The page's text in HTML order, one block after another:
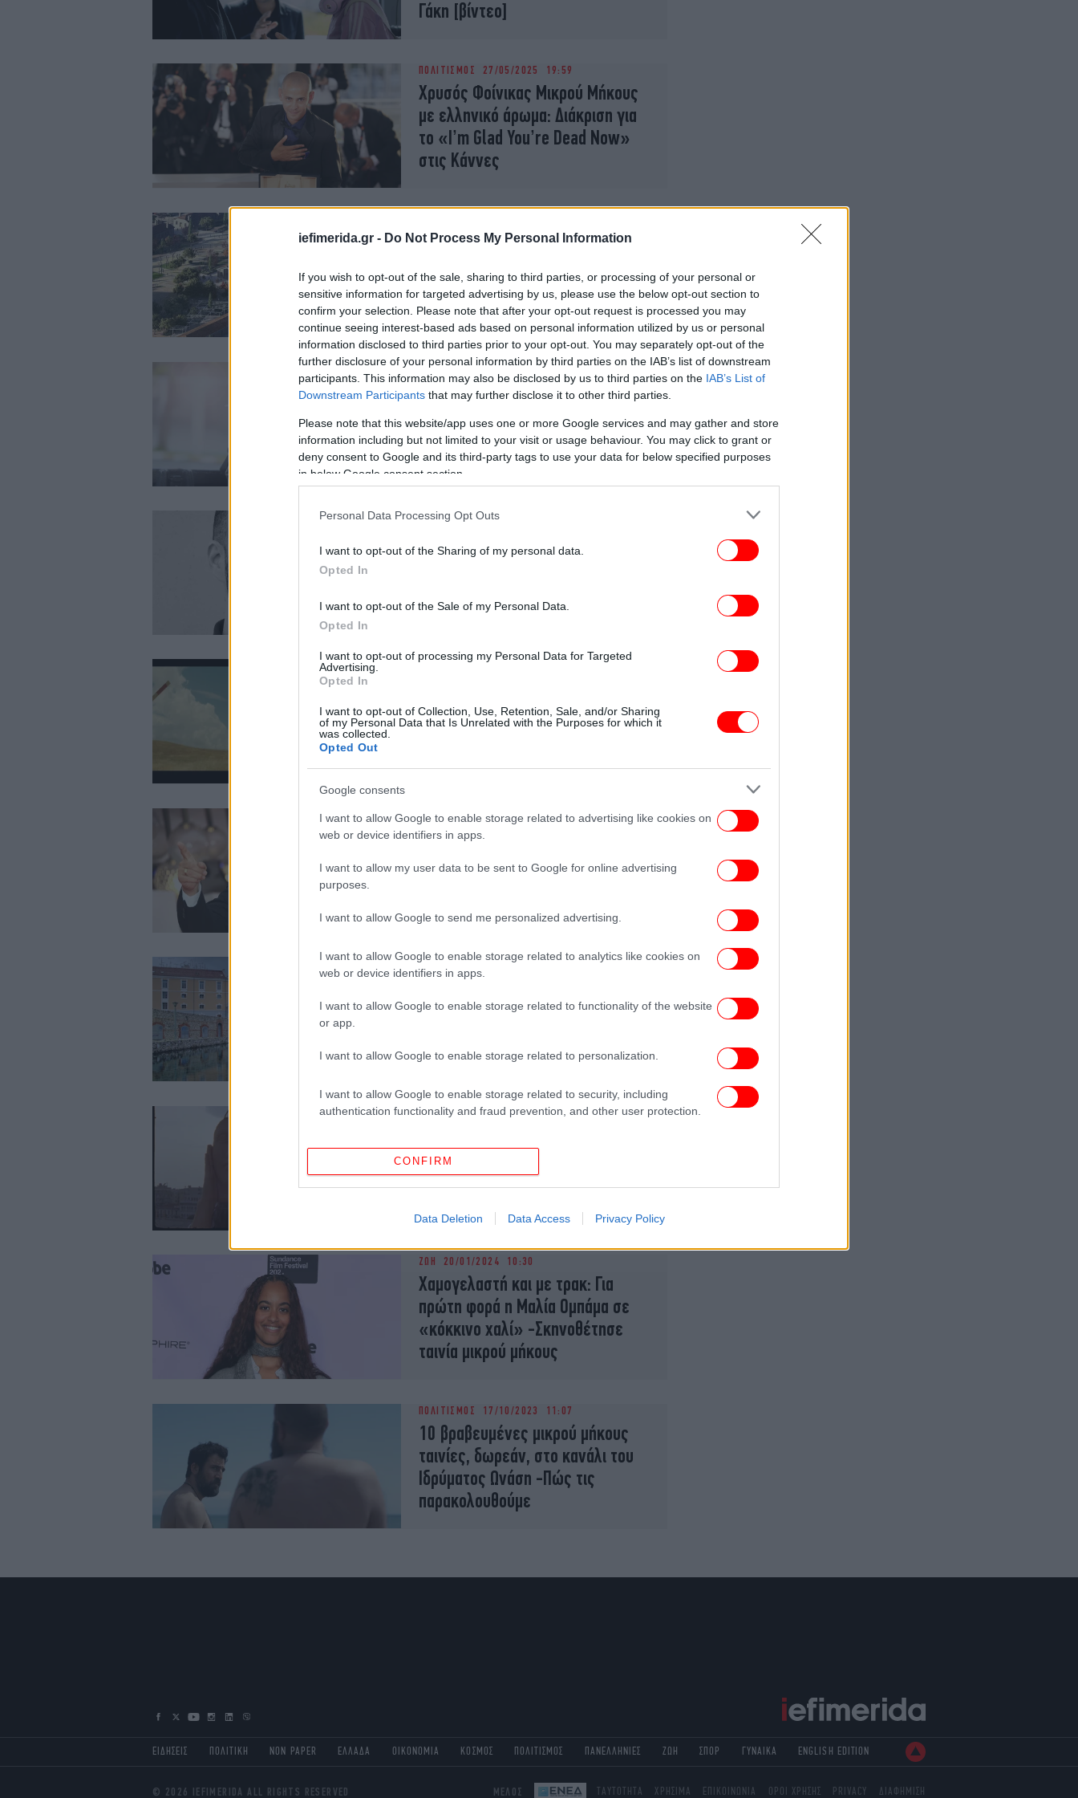
iefimerida.gr - Do Not Process My Personal Information
If you wish to opt-out of the sale, sharing to third parties, or processing of your personal or
sensitive information for targeted advertising by us, please use the below opt-out section to
confirm your selection. Please note that after your opt-out request is processed you may
continue seeing interest-based ads based on personal information utilized by us or personal
information disclosed to third parties prior to your opt-out. You may separately opt-out of the
further disclosure of your personal information by third parties on the IAB’s list of downstream
participants. This information may also be disclosed by us to third parties on the IAB’s List of
Downstream Participants that may further disclose it to other third parties.
Please note that this website/app uses one or more Google services and may gather and store
information including but not limited to your visit or usage behaviour. You may click to grant or
deny consent to Google and its third-party tags to use your data for below specified purposes
in below Google consent section.
Personal Data Processing Opt Outs
I want to opt-out of the Sharing of my personal data.
Opted In
I want to opt-out of the Sale of my Personal Data.
Opted In
I want to opt-out of processing my Personal Data for Targeted
Advertising.
Opted In
I want to opt-out of Collection, Use, Retention, Sale, and/or Sharing
of my Personal Data that Is Unrelated with the Purposes for which it
was collected.
Opted Out
Google consents
I want to allow Google to enable storage related to advertising like cookies on
web or device identifiers in apps.
I want to allow my user data to be sent to Google for online advertising
purposes.
I want to allow Google to send me personalized advertising.
I want to allow Google to enable storage related to analytics like cookies on
web or device identifiers in apps.
I want to allow Google to enable storage related to functionality of the website
or app.
I want to allow Google to enable storage related to personalization.
I want to allow Google to enable storage related to security, including
authentication functionality and fraud prevention, and other user protection.
CONFIRM
Data Deletion Data Access Privacy Policy
Γάκη [βίντεο]
ΠΟΛΙΤΙΣΜΟΣ 27/05/2025 19:59
Χρυσός Φοίνικας Μικρού Μήκους
με ελληνικό άρωμα: Διάκριση για
το «I’m Glad You’re Dead Now»
στις Κάννες
Δράμα: Το στρατόπεδο Ανδρικάκη
Βιομηχανίας -Σύμβαση δωρεάς
μεταξύ Raycap-ΥΠΠΟ
ΠΟΛΙΤΙΣΜΟΣ 31/03/2025 14:49
εγκρίσεις χρηματοδότησης
ταινιών [λίστα]
Νέος καλλιτεχνικός διευθυντής
Αγγελόπουλος
ΠΟΛΙΤΙΣΜΟΣ 14/10/2024 08:00
Πρεμιέρα για 22 βραβευμένες
μικρού μήκους ταινίες, με ένα
Ο Εμίρ Κουστουρίτσα στην Αθήνα,
ΠΟΛΙΤΙΣΜΟΣ 02/09/2024 11:39
Αρχίζει το 47ο Φεστιβάλ Μικρού
Μήκους Δράμας: 211 ταινίες
βλέπουμε
ΠΟΛΙΤΙΣΜΟΣ
Μία ελληνική μικρού μήκους ταινία
ΖΩΗ 20/01/2024 10:30
Χαμογελαστή και με τρακ: Για
πρώτη φορά η Μαλία Ομπάμα σε
«κόκκινο χαλί» -Σκηνοθέτησε
ταινία μικρού μήκους
ΠΟΛΙΤΙΣΜΟΣ 17/10/2023 11:07
10 βραβευμένες μικρού μήκους
ταινίες, δωρεάν, στο κανάλι του
Ιδρύματος Ωνάση -Πώς τις
παρακολουθούμε
ΕΙΔΗΣΕΙΣ ΠΟΛΙΤΙΚΗ NON PAPER ΕΛΛΑΔΑ ΟΙΚΟΝΟΜΙΑ ΚΟΣΜΟΣ ΠΟΛΙΤΙΣΜΟΣ ΠΑΝΕΛΛΗΝΙΕΣ ΖΩΗ ΣΠΟΡ ΓΥΝΑΙΚΑ ENGLISH EDITION
© 2026 IEFIMERIDA ALL RIGHTS RESERVED ΜΕΛΟΣ ΤΑΥΤΟΤΗΤΑ ΧΡΗΣΙΜΑ ΕΠΙΚΟΙΝΩΝΙΑ ΟΡΟΙ ΧΡΗΣΗΣ PRIVACY ΔΙΑΦΗΜΙΣΗ